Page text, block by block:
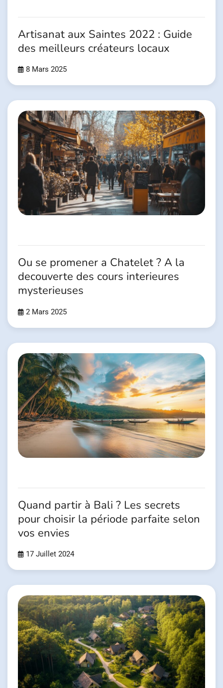
Artisanat aux Saintes 2022 : Guide
des meilleurs créateurs locaux
8 Mars 2025
Ou se promener a Chatelet ? A la
decouverte des cours interieures
mysterieuses
2 Mars 2025
Quand partir à Bali ? Les secrets
pour choisir la période parfaite selon
vos envies
17 Juillet 2024